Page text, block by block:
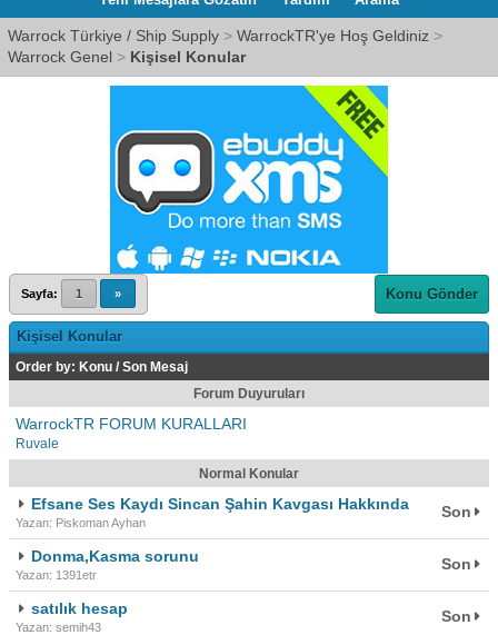
Warrock Türkiye / Ship Supply > WarrockTR'ye Hoş Geldiniz >
Warrock Genel > Kişisel Konular
Sayfa: 1 » Konu Gönder
Kişisel Konular
Order by: Konu / Son Mesaj
Forum Duyuruları
WarrockTR FORUM KURALLARI
Ruvale
Normal Konular
Efsane Ses Kaydı Sincan Şahin Kavgası Hakkında
Yazan: Piskoman Ayhan
Son
Donma,Kasma sorunu
Yazan: 1391etr
Son
satılık hesap
Yazan: semih43
Son